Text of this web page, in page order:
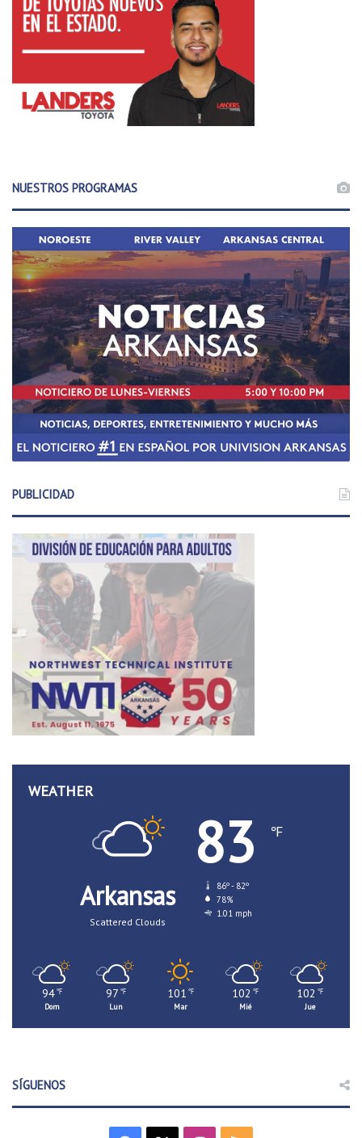
NUESTROS PROGRAMAS
PUBLICIDAD
WEATHER
Arkansas
Scattered Clouds
83 ℉
86º - 82º
78%
1.01 mph
94 ℉
Dom
97 ℉
Lun
101 ℉
Mar
102 ℉
Mié
102 ℉
Jue
SÍGUENOS